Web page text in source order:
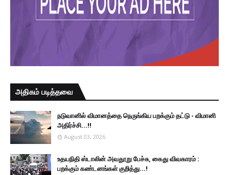
அதிகம் படித்தவை
நடுவானில் விமானத்தை நெருங்கிய பறக்கும் தட்டு - விமானி
அதிர்ச்சி...!!
August 03, 2026
உதயநிதி ஸ்டாலின் அவதூறு பேச்சு, கைது விவகாரம் :
பறக்கும் கண்டனங்கள் குறித்து...!